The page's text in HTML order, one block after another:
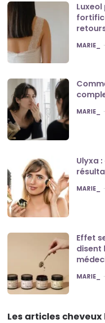
POSTED
MARIE_
POSTED
MARIE_
Ulyxa
POSTED
MARIE_
Effet
disent
POSTED
MARIE_
Les articles cheveux